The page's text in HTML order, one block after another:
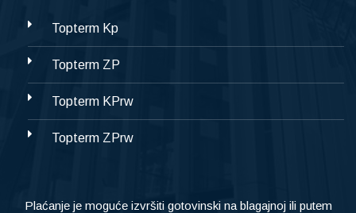
Topterm Kp
Topterm ZP
Topterm KPrw
Topterm ZPrw
Plaćanje je moguće izvršiti gotovinski na blagajnoj ili putem